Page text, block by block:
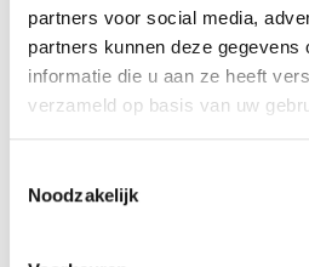
partners voor social media,
partners kunnen deze gegevens
informatie die u aan ze heeft
verzameld op basis van uw
Noodzakelijk
DO
13
Hippie Beach Day
Ouddorp